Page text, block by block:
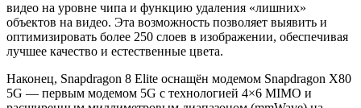
видео на уровне чипа и функцию удаления «лишних»
объектов на видео. Эта возможность позволяет выявить и
оптимизировать более 250 слоев в изображении, обеспечивая
лучшее качество и естественные цвета.
Наконец, Snapdragon 8 Elite оснащён модемом Snapdragon X80
5G — первым модемом 5G с технологией 4×6 MIMO и